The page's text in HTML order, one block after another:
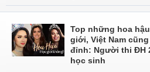
Top những hoa
giới, Việt Nam
đỉnh: Người thi ĐH
học sinh